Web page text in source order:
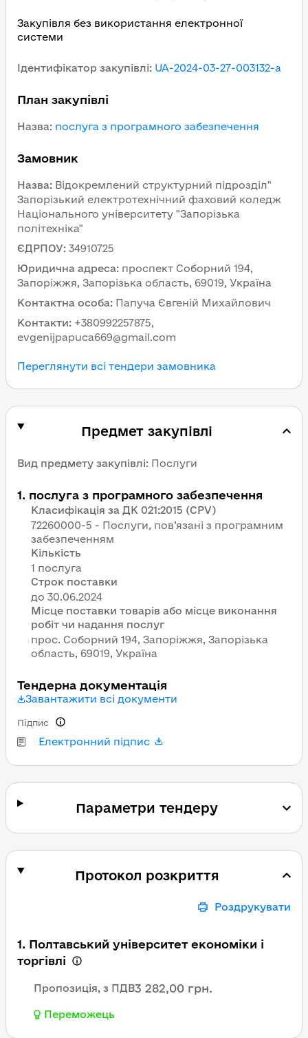
Закупівля без використання електронної
системи
Ідентифікатор закупівлі: UA-2024-03-27-003132-a
План закупівлі
Назва: послуга з програмного забезпечення
Замовник
Назва: Відокремлений структурний підрозділ"
Запорізький електротехнічний фаховий коледж
Національного університету "Запорізька
політехніка"
ЄДРПОУ: 34910725
Юридична адреса: проспект Соборний 194,
Запоріжжя, Запорізька область, 69019, Україна
Контактна особа: Папуча Євгеній Михайлович
Контакти: +380992257875,
evgenijpapuca669@gmail.com
Переглянути всі тендери замовника
Предмет закупівлі
Вид предмету закупівлі: Послуги
1. послуга з програмного забезпечення
Класифікація за ДК 021:2015 (CPV)
72260000-5 - Послуги, пов’язані з програмним
забезпеченням
Кількість
1 послуга
Строк поставки
Місце поставки товарів або місце виконання
робіт чи надання послуг
прос. Соборний 194, Запоріжжя, Запорізька
область, 69019, Україна
Тендерна документація
Завантажити всі документи
Електронний підпис
Підпис
Параметри тендеру
Протокол розкриття
Роздрукувати
1. Полтавський університет економіки і
торгівлі
Пропозиція, з ПДВ3 282,00 грн.
Переможець